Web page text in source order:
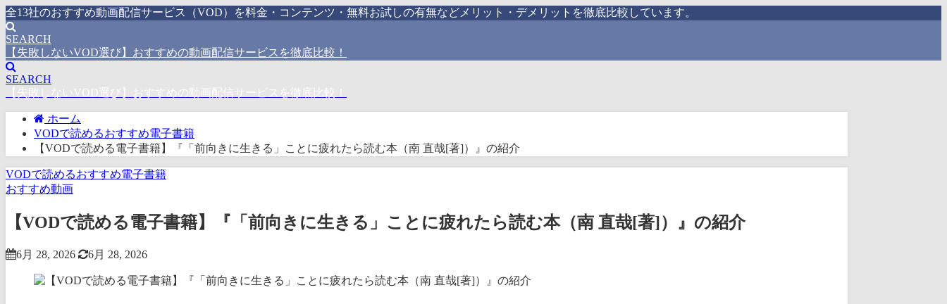
全13社のおすすめ動画配信サービス（VOD）を料金・コンテンツ・無料お試しの有無などメリット・デメリットを徹底比較しています。
SEARCH
【失敗しないVOD選び】おすすめの動画配信サービスを徹底比較！
SEARCH
【失敗しないVOD選び】おすすめの動画配信サービスを徹底比較！
ホーム
VODで読めるおすすめ電子書籍
【VODで読める電子書籍】『「前向きに生きる」ことに疲れたら読む本（南 直哉[著]）』の紹介
VODで読めるおすすめ電子書籍
おすすめ動画
【VODで読める電子書籍】『「前向きに生きる」ことに疲れたら読む本（南 直哉[著]）』の紹介
6月 28, 2026 6月 28, 2026